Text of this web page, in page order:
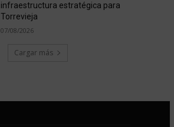
infraestructura estratégica para
Torrevieja
07/08/2026
Cargar más